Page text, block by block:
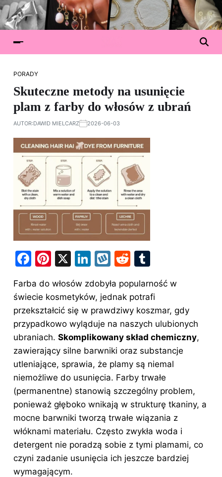
PORADY
Skuteczne metody na usunięcie
plam z farby do włosów z ubrań
AUTOR:DAWID MIELCARZ 2026-06-03
F
c
e
b
o
o
k
Pi
er
e
st
X
Li
k
e
dI
n
W
k
o
p
R
d
di
t
m
bl
r
Farba do włosów zdobyła popularność w
świecie kosmetyków, jednak potrafi
przekształcić się w prawdziwy koszmar, gdy
przypadkowo wyląduje na naszych ulubionych
ubraniach. Skomplikowany skład chemiczny,
zawierający silne barwniki oraz substancje
utleniające, sprawia, że plamy są niemal
niemożliwe do usunięcia. Farby trwałe
(permanentne) stanowią szczególny problem,
ponieważ głęboko wnikają w strukturę tkaniny, a
mocne barwniki tworzą trwałe wiązania z
włóknami materiału. Często zwykła woda i
detergent nie poradzą sobie z tymi plamami, co
czyni zadanie usunięcia ich jeszcze bardziej
wymagającym.